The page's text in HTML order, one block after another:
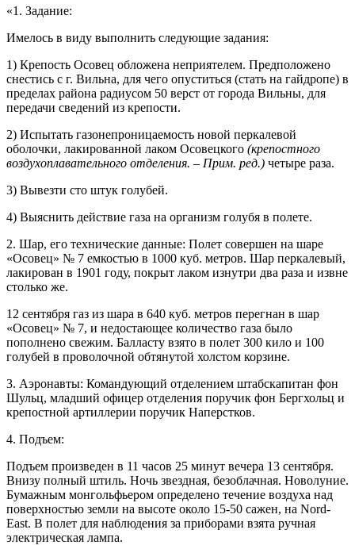
«1. Задание:
Имелось в виду выполнить следующие задания:
1) Крепость Осовец обложена неприятелем. Предположено
снестись с г. Вильна, для чего опуститься (стать на гайдропе) в
пределах района радиусом 50 верст от города Вильны, для
передачи сведений из крепости.
2) Испытать газонепроницаемость новой перкалевой
оболочки, лакированной лаком Осовецкого (крепостного
воздухоплавательного отделения. – Прим. ред.) четыре раза.
3) Вывезти сто штук голубей.
4) Выяснить действие газа на организм голубя в полете.
2. Шар, его технические данные: Полет совершен на шаре
«Осовец» № 7 емкостью в 1000 куб. метров. Шар перкалевый,
лакирован в 1901 году, покрыт лаком изнутри два раза и извне
столько же.
12 сентября газ из шара в 640 куб. метров перегнан в шар
«Осовец» № 7, и недостающее количество газа было
пополнено свежим. Балласту взято в полет 300 кило и 100
голубей в проволочной обтянутой холстом корзине.
3. Аэронавты: Командующий отделением штабскапитан фон
Шульц, младший офицер отделения поручик фон Бергхольц и
крепостной артиллерии поручик Наперстков.
4. Подъем:
Подъем произведен в 11 часов 25 минут вечера 13 сентября.
Внизу полный штиль. Ночь звездная, безоблачная. Новолуние.
Бумажным монгольфьером определено течение воздуха над
поверхностью земли на высоте около 15-50 сажен, на Nord-
East. В полет для наблюдения за приборами взята ручная
электрическая лампа.